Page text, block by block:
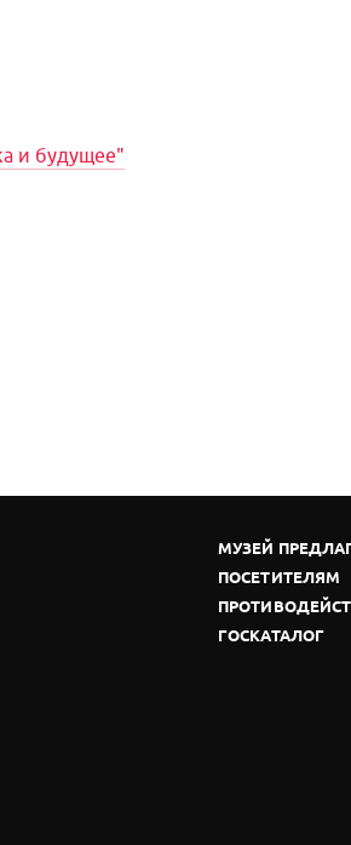
и будущее"
МУЗЕЙ
ПОСЕТИТЕЛЯМ
ГОСКАТАЛОГ